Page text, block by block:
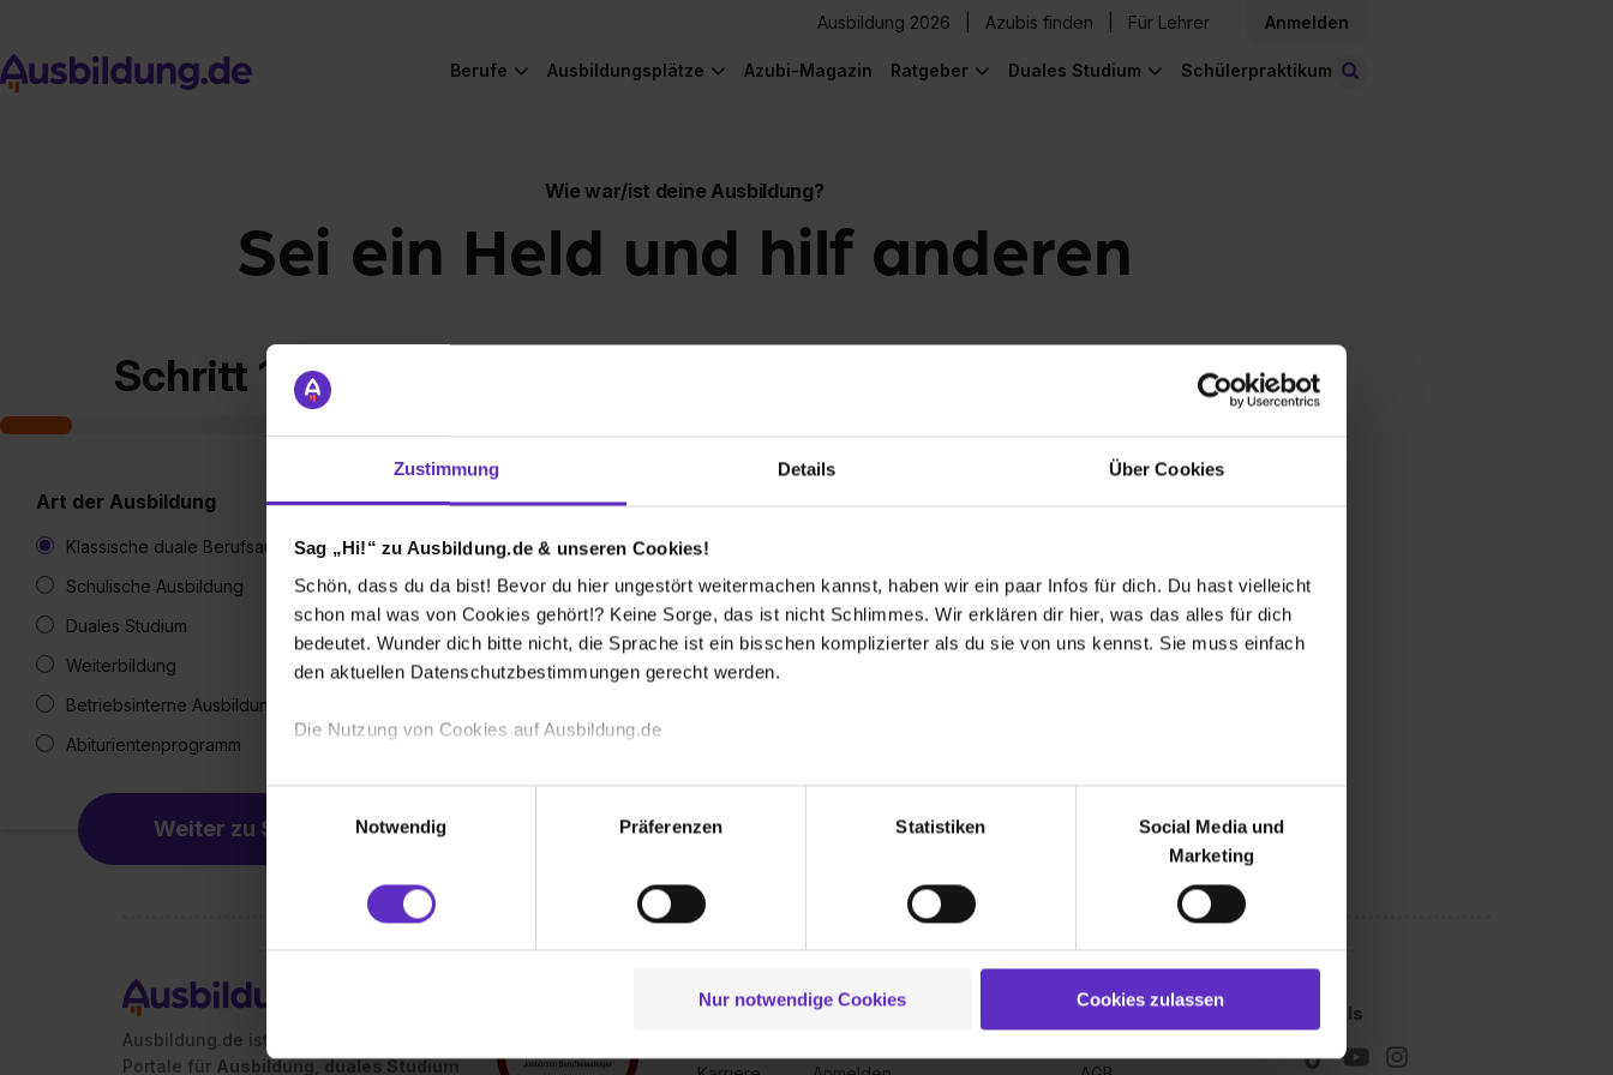
Zustimmung Details Über Cookies
Sag „Hi!“ zu Ausbildung.de & unseren Cookies!
Schön, dass du da bist! Bevor du hier ungestört weitermachen kannst, haben wir ein paar Infos für dich. Du hast vielleicht
schon mal was von Cookies gehört!? Keine Sorge, das ist nicht Schlimmes. Wir erklären dir hier, was das alles für dich
bedeutet. Wunder dich bitte nicht, die Sprache ist ein bisschen komplizierter als du sie von uns kennst. Sie muss einfach
den aktuellen Datenschutzbestimmungen gerecht werden.
Die Nutzung von Cookies auf Ausbildung.de
Wir verwenden Cookies zur technischen Funktion unserer Webseite („Notwendig“), um von dir bei Benutzung der
Webseite getroffenen Einstellungen zu speichern ( „Präferenzen“), die Zugriffe auf unsere Webseite zu analysieren
(„Statistiken“), um Informationen zu deiner Verwendung unserer Website an unsere Partner für soziale Medien, Werbung
Partner führen diese Informationen möglicherweise mit weiteren Daten zusammen, die du ihnen bereitgestellt hast oder die
zu. . In diesem Fall sowie bei der separaten Aktivierung von „Social Media und Marketing“ bist du auch damit
Einwilligungsauswahl
Notwendig
Präferenzen Statistiken
Social Media und
Marketing
Nur notwendige Cookies Cookies zulassen
Ausbildung 2026 Azubis finden Für Lehrer Anmelden
Berufe Ausbildungsplätze Azubi-Magazin Ratgeber Duales Studium Schülerpraktikum
Wie war/ist deine Ausbildung?
Sei ein Held und hilf anderen
Schritt 1 von 7
Art der Ausbildung
Klassische duale Berufsausbildung
Schulische Ausbildung
Duales Studium
Weiterbildung
Betriebsinterne Ausbildung
Abiturientenprogramm
Weiter zu Schritt 2
Ausbildung.de ist eines der führenden
Portale für Ausbildung, duales Studium
Über uns
Für dich
Kleingedrucktes
Socials